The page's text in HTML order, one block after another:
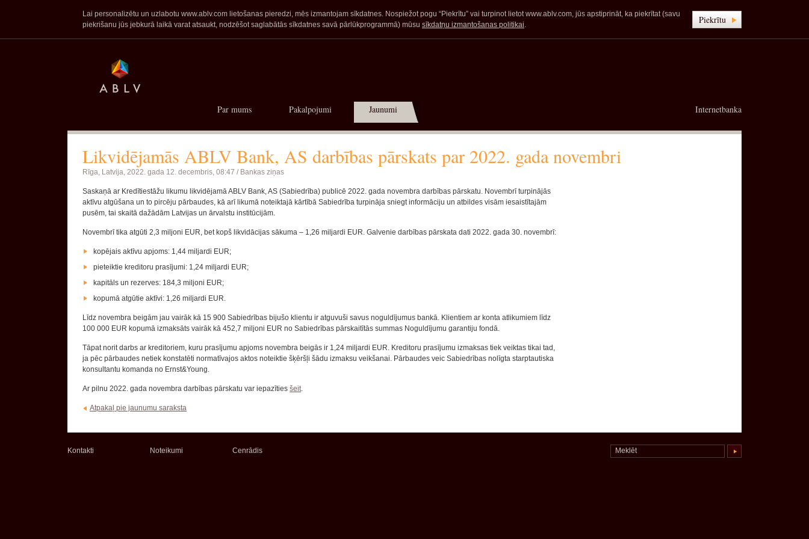
Lai personalizētu un uzlabotu www.ablv.com lietošanas pieredzi, mēs izmantojam sīkdatnes. Nospiežot pogu “Piekrītu” vai turpinot lietot www.ablv.com, jūs apstiprināt, ka piekrītat (savu
piekrišanu jūs jebkurā laikā varat atsaukt, nodzēšot saglabātās sīkdatnes savā pārlūkprogrammā) mūsu sīkdatņu izmantošanas politikai. Piekrītu
Internetbanka
Par mums Pakalpojumi Jaunumi
Likvidējamās ABLV Bank, AS darbības pārskats par 2022. gada novembri
Rīga, Latvija, 2022. gada 12. decembris, 08:47 / Bankas ziņas
Saskaņā ar Kredītiestāžu likumu likvidējamā ABLV Bank, AS (Sabiedrība) publicē 2022. gada novembra darbības pārskatu. Novembrī turpinājās
aktīvu atgūšana un to pircēju pārbaudes, kā arī likumā noteiktajā kārtībā Sabiedrība turpināja sniegt informāciju un atbildes visām iesaistītajām
pusēm, tai skaitā dažādām Latvijas un ārvalstu institūcijām.
Novembrī tika atgūti 2,3 miljoni EUR, bet kopš likvidācijas sākuma – 1,26 miljardi EUR. Galvenie darbības pārskata dati 2022. gada 30. novembrī:
kopējais aktīvu apjoms: 1,44 miljardi EUR;
pieteiktie kreditoru prasījumi: 1,24 miljardi EUR;
kapitāls un rezerves: 184,3 miljoni EUR;
kopumā atgūtie aktīvi: 1,26 miljardi EUR.
Līdz novembra beigām jau vairāk kā 15 900 Sabiedrības bijušo klientu ir atguvuši savus noguldījumus bankā. Klientiem ar konta atlikumiem līdz
100 000 EUR kopumā izmaksāts vairāk kā 452,7 miljoni EUR no Sabiedrības pārskaitītās summas Noguldījumu garantiju fondā.
Tāpat norit darbs ar kreditoriem, kuru prasījumu apjoms novembra beigās ir 1,24 miljardi EUR. Kreditoru prasījumu izmaksas tiek veiktas tikai tad,
ja pēc pārbaudes netiek konstatēti normatīvajos aktos noteiktie šķēršļi šādu izmaksu veikšanai. Pārbaudes veic Sabiedrības nolīgta starptautiska
konsultantu komanda no Ernst&Young.
Ar pilnu 2022. gada novembra darbības pārskatu var iepazīties šeit.
Atpakaļ pie jaunumu saraksta
Kontakti Noteikumi Cenrādis